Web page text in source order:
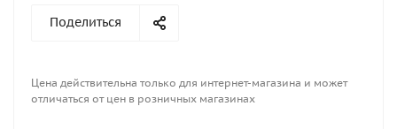
Поделиться
Цена действительна только для интернет-магазина и может
отличаться от цен в розничных магазинах